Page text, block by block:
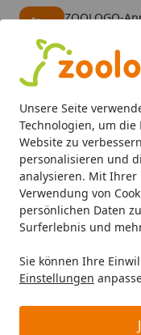
Unsere Seite
Technologien, um
Website zu
personalisieren und
analysieren. Mit
Verwendung von
persönlichen Daten
Surferlebnis und
Sie können Ihre
Einstellungen
ZOOLOGO-
Alle Produkte
Mein Konto
Suchen
Startseite
CARNILOVE
CARNILOVE